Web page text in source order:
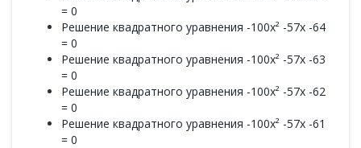
= 0
Решение квадратного уравнения -100x² -57x -64
= 0
Решение квадратного уравнения -100x² -57x -63
= 0
Решение квадратного уравнения -100x² -57x -62
= 0
Решение квадратного уравнения -100x² -57x -61
= 0